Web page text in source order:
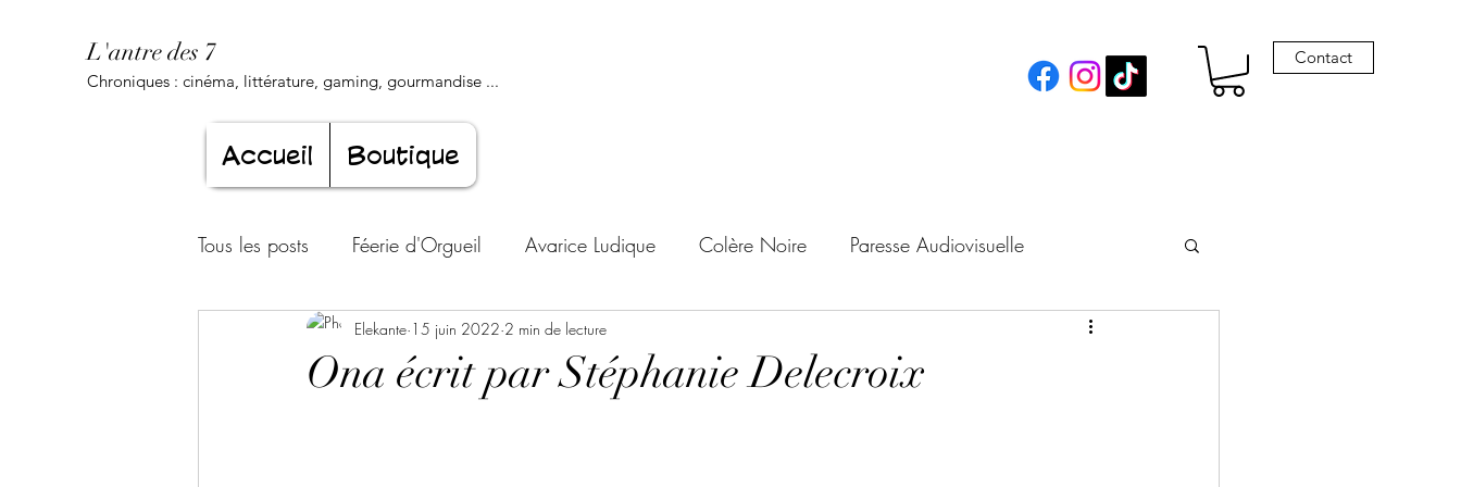
L'antre des 7
Chroniques : cinéma, littérature, gaming, gourmandise ...
Contact
Accueil Boutique
Tous les posts Féerie d'Orgueil Avarice Ludique Colère Noire Paresse Audiovisuelle
Luxure Envoûtante Gourmandise Proscrite
Ona écrit par Stéphanie Delecroix
Elekante 15 juin 2022 2 min de lecture